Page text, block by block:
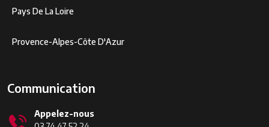
Pays De La Loire
Provence-Alpes-Côte D'Azur
Communication
Appelez-nous